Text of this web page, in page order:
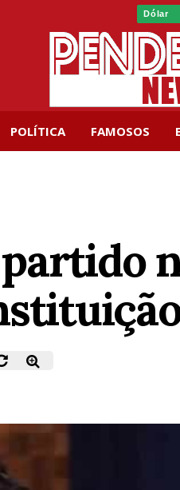
Dólar
POLÍTICA FAMOSOS